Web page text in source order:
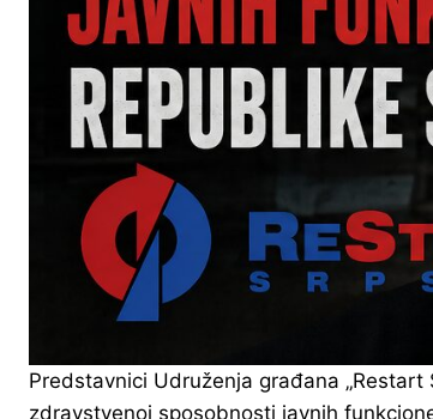
Predstavnici Udruženja građana
zdravstvenoj sposobnosti javnih